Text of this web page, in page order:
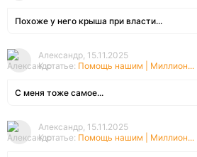
Похоже у него крыша при власти...
Александр, 15.11.2025
К статье: Помощь нашим | Миллион...
С меня тоже самое...
Александр, 15.11.2025
К статье: Помощь нашим | Миллион...